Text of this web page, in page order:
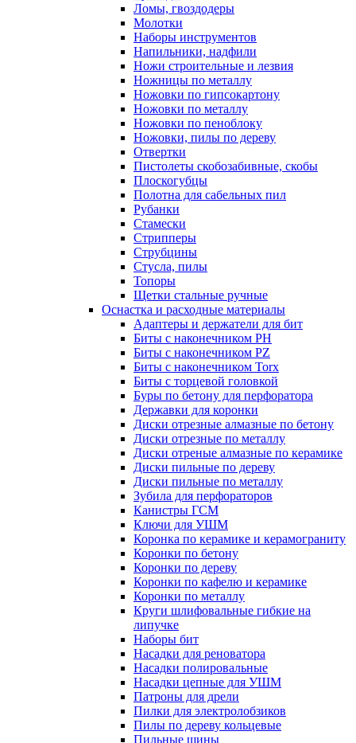
Ломы, гвоздодеры
Молотки
Наборы инструментов
Напильники, надфили
Ножи строительные и лезвия
Ножницы по металлу
Ножовки по гипсокартону
Ножовки по металлу
Ножовки по пеноблоку
Ножовки, пилы по дереву
Отвертки
Пистолеты скобозабивные, скобы
Плоскогубцы
Полотна для сабельных пил
Рубанки
Стамески
Стрипперы
Струбцины
Стусла, пилы
Топоры
Щетки стальные ручные
Оснастка и расходные материалы
Адаптеры и держатели для бит
Биты с наконечником PH
Биты с наконечником PZ
Биты с наконечником Torx
Биты с торцевой головкой
Буры по бетону для перфоратора
Державки для коронки
Диски отрезные алмазные по бетону
Диски отрезные по металлу
Диски отреные алмазные по керамике
Диски пильные по дереву
Диски пильные по металлу
Зубила для перфораторов
Канистры ГСМ
Ключи для УШМ
Коронка по керамике и керамограниту
Коронки по бетону
Коронки по дереву
Коронки по кафелю и керамике
Коронки по металлу
Круги шлифовальные гибкие на
липучке
Наборы бит
Насадки для реноватора
Насадки полировальные
Насадки цепные для УШМ
Патроны для дрели
Пилки для электролобзиков
Пилы по дереву кольцевые
Пильные шины